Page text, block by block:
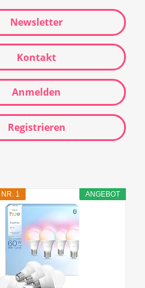
Newsletter
Kontakt
Anmelden
Registrieren
ANGEBOT
1